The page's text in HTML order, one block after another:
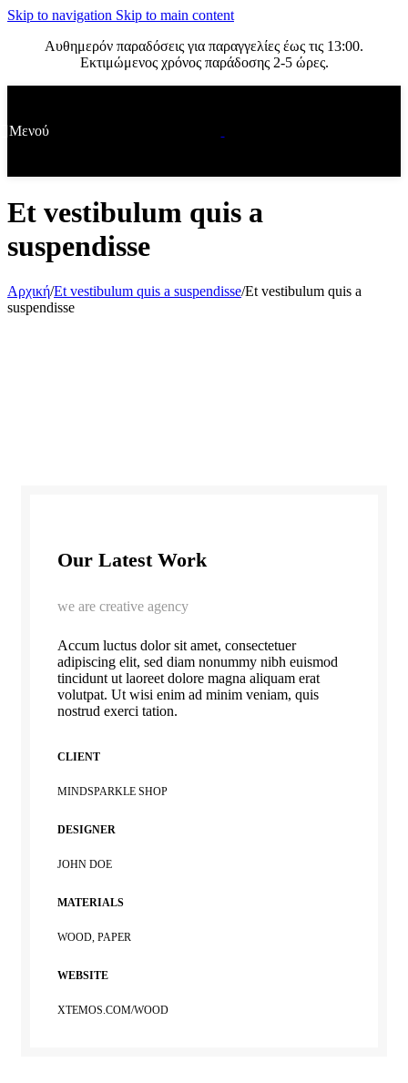
Skip to navigation Skip to main content
Αυθημερόν παραδόσεις για παραγγελίες έως τις 13:00.
Εκτιμώμενος χρόνος παράδοσης 2-5 ώρες.
Μενού
Et vestibulum quis a
suspendisse
Αρχική/Et vestibulum quis a suspendisse/Et vestibulum quis a
suspendisse
Our Latest Work
we are creative agency
Accum luctus dolor sit amet, consectetuer
adipiscing elit, sed diam nonummy nibh euismod
tincidunt ut laoreet dolore magna aliquam erat
volutpat. Ut wisi enim ad minim veniam, quis
nostrud exerci tation.
CLIENT
MINDSPARKLE SHOP
DESIGNER
JOHN DOE
MATERIALS
WOOD, PAPER
WEBSITE
XTEMOS.COM/WOOD